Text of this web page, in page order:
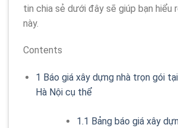
tin chia sẻ dưới đây sẽ giúp bạn hiểu
này.
Contents
1 Báo giá xây dựng nhà trọn gói
Hà Nội cụ thể
1.1 Bảng báo giá xây